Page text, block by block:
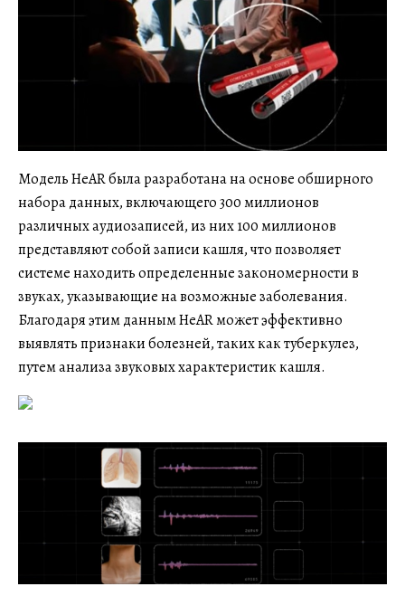
Модель HeAR была разработана на основе обширного
набора данных, включающего 300 миллионов
различных аудиозаписей, из них 100 миллионов
представляют собой записи кашля, что позволяет
системе находить определенные закономерности в
звуках, указывающие на возможные заболевания.
Благодаря этим данным HeAR может эффективно
выявлять признаки болезней, таких как туберкулез,
путем анализа звуковых характеристик кашля.